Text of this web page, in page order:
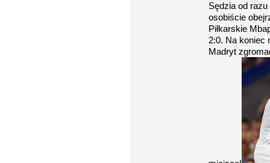
Sędzia od razu
osobiście
Piłkarskie
2:0. Na koniec
Madryt